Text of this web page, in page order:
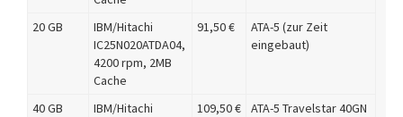
20 GB
IBM/Hitachi
IC25N020ATDA04,
4200 rpm, 2MB
Cache
91,50 €
ATA-5 (zur Zeit
eingebaut)
40 GB
IBM/Hitachi
109,50 €
ATA-5 Travelstar 40GN